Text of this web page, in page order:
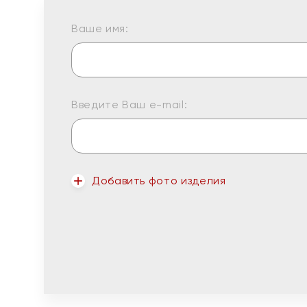
Ваше имя:
Введите Ваш e-mail:
Добавить фото изделия